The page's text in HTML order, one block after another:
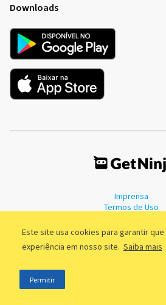
Este site usa cookies para garantir
experiência em nosso site. Saiba mais
Permitir
Downloads
Imprensa
Termos de Uso
©2011 - 2026, GetNinjas LTDA. CNPJ
Fernandes Coelho, 85 - 3º andar -